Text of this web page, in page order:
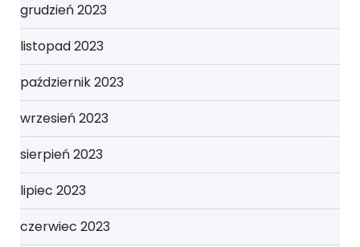
grudzień 2023
listopad 2023
październik 2023
wrzesień 2023
sierpień 2023
lipiec 2023
czerwiec 2023